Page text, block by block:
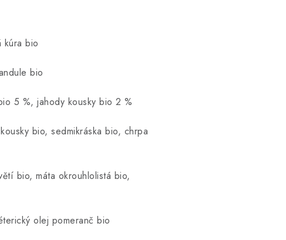
kúra bio
bio
5 %, jahody kousky bio 2 %
bio, sedmikráska bio, chrpa
bio, máta okrouhlolistá bio,
olej pomeranč bio